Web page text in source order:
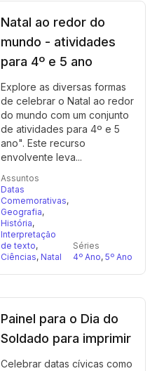
Natal ao redor do
mundo - atividades
para 4º e 5 ano
Explore as diversas formas
de celebrar o Natal ao redor
do mundo com um conjunto
de atividades para 4º e 5
ano". Este recurso
envolvente leva...
Assuntos
Datas
Comemorativas,
Geografia,
História,
Interpretação
de texto,
Ciências, Natal
Séries
4º Ano, 5º Ano
Painel para o Dia do
Soldado para imprimir
Celebrar datas cívicas como